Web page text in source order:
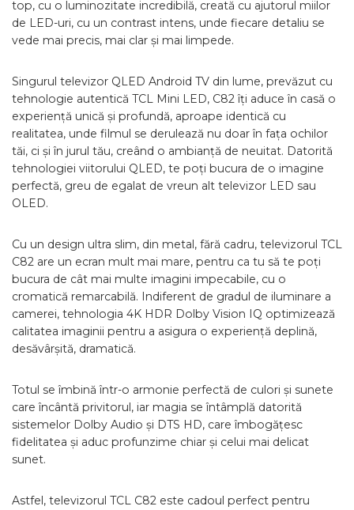
top, cu o luminozitate incredibilă, creată cu ajutorul miilor
de LED-uri, cu un contrast intens, unde fiecare detaliu se
vede mai precis, mai clar și mai limpede.
Singurul televizor QLED Android TV din lume, prevăzut cu
tehnologie autentică TCL Mini LED, C82 îți aduce în casă o
experiență unică și profundă, aproape identică cu
realitatea, unde filmul se derulează nu doar în fața ochilor
tăi, ci și în jurul tău, creând o ambianță de neuitat. Datorită
tehnologiei viitorului QLED, te poți bucura de o imagine
perfectă, greu de egalat de vreun alt televizor LED sau
OLED.
Cu un design ultra slim, din metal, fără cadru, televizorul TCL
C82 are un ecran mult mai mare, pentru ca tu să te poți
bucura de cât mai multe imagini impecabile, cu o
cromatică remarcabilă. Indiferent de gradul de iluminare a
camerei, tehnologia 4K HDR Dolby Vision IQ optimizează
calitatea imaginii pentru a asigura o experiență deplină,
desăvârșită, dramatică.
Totul se îmbină într-o armonie perfectă de culori și sunete
care încântă privitorul, iar magia se întâmplă datorită
sistemelor Dolby Audio și DTS HD, care îmbogățesc
fidelitatea și aduc profunzime chiar și celui mai delicat
sunet.
Astfel, televizorul TCL C82 este cadoul perfect pentru